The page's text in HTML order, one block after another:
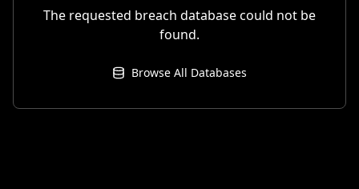
The requested breach database could not be
found.
Browse All Databases